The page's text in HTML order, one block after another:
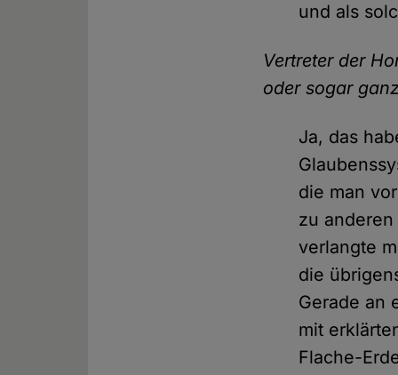
und als
Vertreter der
oder sogar
Ja, das
die man
zu
verlangte
die
Gerade an
mit
Flache-